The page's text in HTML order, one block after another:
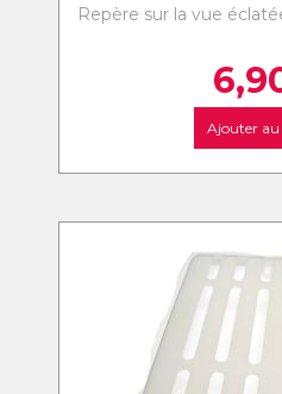
Repère sur la vue
Ajouter